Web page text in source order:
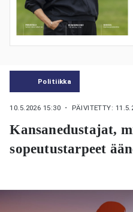
Politiikka
10.5.2026 15:30 ・ PÄIVITETTY:
Kansanedustajat,
sopeutustarpeet